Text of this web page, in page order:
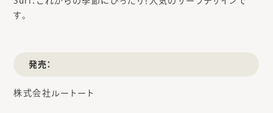
す。
発売：
株式会社ルートート